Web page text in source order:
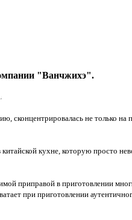
"Ванчжихэ".
не только на
кухне, которую просто
приправой в приготовлении
при приготовлении